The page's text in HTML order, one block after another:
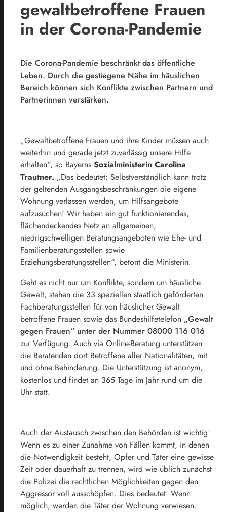
gewaltbetroffene Frauen
in der Corona-Pandemie
Die Corona-Pandemie beschränkt das öffentliche
Leben. Durch die gestiegene Nähe im häuslichen
Bereich können sich Konflikte zwischen Partnern und
Partnerinnen verstärken.
„Gewaltbetroffene Frauen und ihre Kinder müssen auch
weiterhin und gerade jetzt zuverlässig unsere Hilfe
erhalten“, so Bayerns Sozialministerin Carolina
Trautner. „Das bedeutet: Selbstverständlich kann trotz
der geltenden Ausgangsbeschränkungen die eigene
Wohnung verlassen werden, um Hilfsangebote
aufzusuchen! Wir haben ein gut funktionierendes,
flächendeckendes Netz an allgemeinen,
niedrigschwelligen Beratungsangeboten wie Ehe- und
Familienberatungsstellen sowie
Erziehungsberatungsstellen“, betont die Ministerin.
Geht es nicht nur um Konflikte, sondern um häusliche
Gewalt, stehen die 33 speziellen staatlich geförderten
Fachberatungsstellen für von häuslicher Gewalt
betroffene Frauen sowie das Bundeshilfetelefon „Gewalt
gegen Frauen“ unter der Nummer 08000 116 016
zur Verfügung. Auch via Online-Beratung unterstützen
die Beratenden dort Betroffene aller Nationalitäten, mit
und ohne Behinderung. Die Unterstützung ist anonym,
kostenlos und findet an 365 Tage im Jahr rund um die
Uhr statt.
Auch der Austausch zwischen den Behörden ist wichtig:
Wenn es zu einer Zunahme von Fällen kommt, in denen
die Notwendigkeit besteht, Opfer und Täter eine gewisse
Zeit oder dauerhaft zu trennen, wird wie üblich zunächst
die Polizei die rechtlichen Möglichkeiten gegen den
Aggressor voll ausschöpfen. Dies bedeutet: Wenn
möglich, werden die Täter der Wohnung verwiesen.